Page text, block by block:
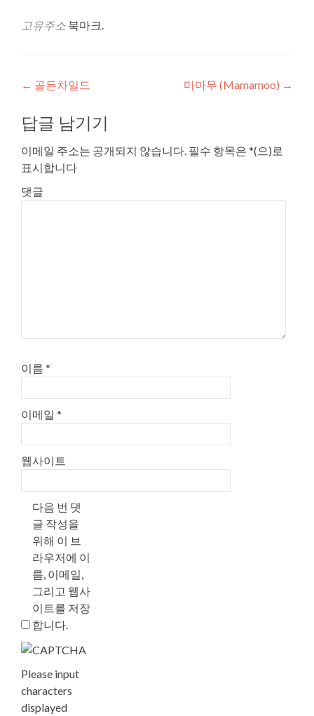
고유주소 북마크.
글
내
비
게
이
← 골든차일드 마마무 (Mamamoo) →
답글 남기기
이메일 주소는 공개되지 않습니다. 필수 항목은 *(으)로
표시합니다
댓글
이름 *
이메일 *
웹사이트
다음 번 댓
글 작성을
위해 이 브
라우저에 이
름, 이메일,
그리고 웹사
이트를 저장
합니다.
Please input
characters
displayed